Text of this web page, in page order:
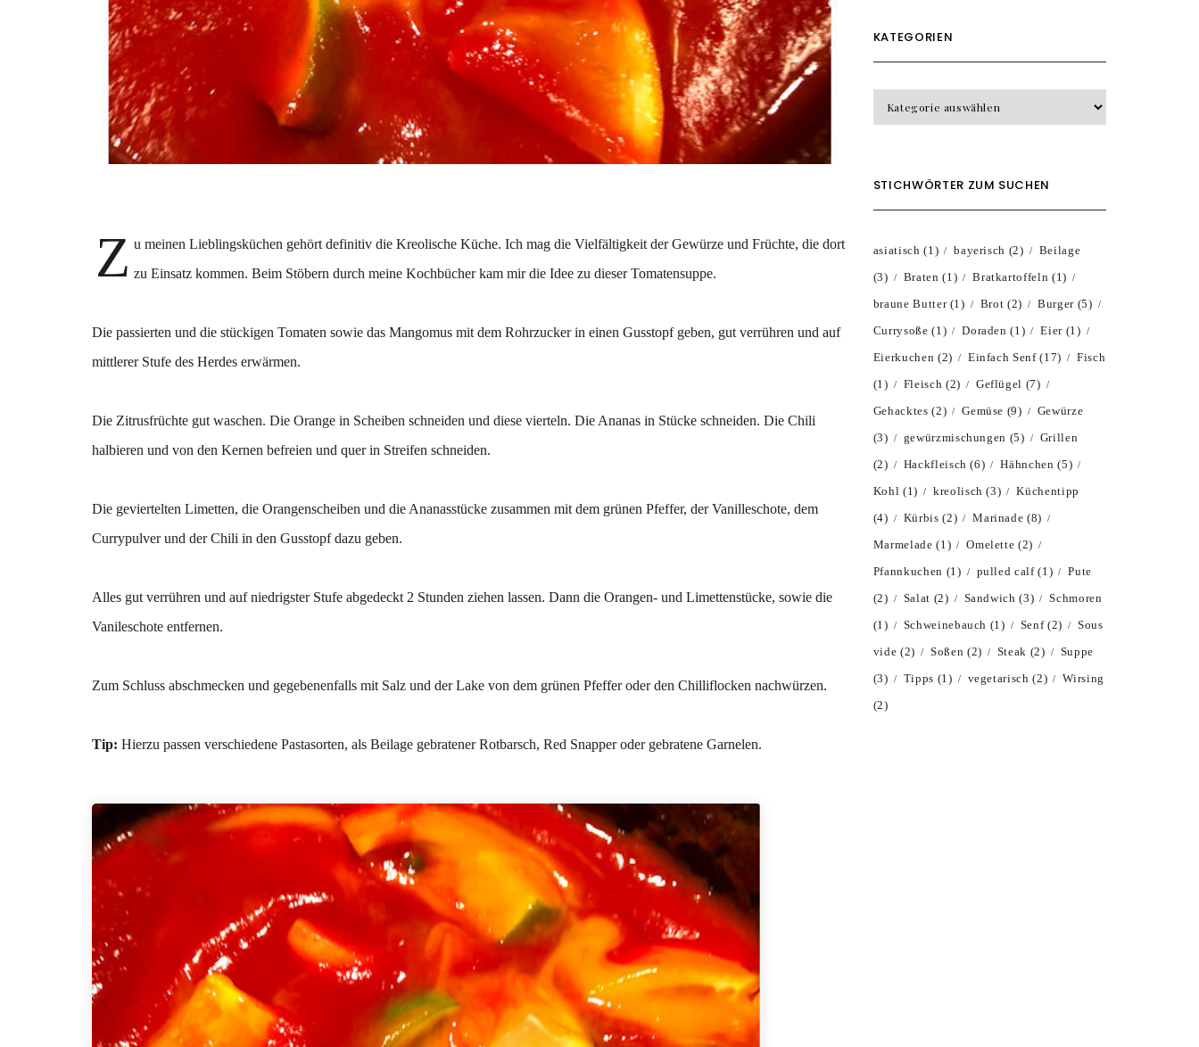
Z u meinen Lieblingsküchen gehört definitiv die Kreolische Küche. Ich mag die Vielfältigkeit der Gewürze und Früchte, die dort
zu Einsatz kommen. Beim Stöbern durch meine Kochbücher kam mir die Idee zu dieser Tomatensuppe.
Die passierten und die stückigen Tomaten sowie das Mangomus mit dem Rohrzucker in einen Gusstopf geben, gut verrühren und auf
mittlerer Stufe des Herdes erwärmen.
Die Zitrusfrüchte gut waschen. Die Orange in Scheiben schneiden und diese vierteln. Die Ananas in Stücke schneiden. Die Chili
halbieren und von den Kernen befreien und quer in Streifen schneiden.
Die geviertelten Limetten, die Orangenscheiben und die Ananasstücke zusammen mit dem grünen Pfeffer, der Vanilleschote, dem
Currypulver und der Chili in den Gusstopf dazu geben.
Alles gut verrühren und auf niedrigster Stufe abgedeckt 2 Stunden ziehen lassen. Dann die Orangen- und Limettenstücke, sowie die
Vanileschote entfernen.
Zum Schluss abschmecken und gegebenenfalls mit Salz und der Lake von dem grünen Pfeffer oder den Chilliflocken nachwürzen.
Tip:Hierzu passen verschiedene Pastasorten, als Beilage gebratener Rotbarsch, Red Snapper oder gebratene Garnelen.
KATEGORIEN
STICHWÖRTER ZUM SUCHEN
asiatisch (1) bayerisch (2)
Beilage
(3)
Braten (1) Bratkartoffeln (1)
braune Butter(1) Brot (2) Burger(5)
Currysoße (1) Doraden (1) Eier(1)
Eierkuchen (2) Einfach Senf(17)
Fisch
(1)
Fleisch (2) Geflügel (7)
Gehacktes (2) Gemüse (9)
Gewürze
(3)
gewürzmischungen (5)
Grillen
(2)
Hackfleisch (6) Hähnchen (5)
Kohl (1) kreolisch (3)
Küchentipp
(4)
Kürbis (2) Marinade (8)
Marmelade (1) Omelette (2)
Pfannkuchen (1) pulled calf(1)
Pute
(2)
Salat (2) Sandwich (3)
Schmoren
(1)
Schweinebauch (1) Senf(2)
Sous
vide (2) Soßen (2) Steak (2)
Suppe
(3)
Tipps (1) vegetarisch (2)
Wirsing
(2)